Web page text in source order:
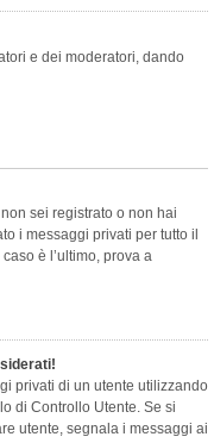
e dei moderatori, dando
sei registrato o non hai
i messaggi privati per tutto il
è l’ultimo, prova a
privati ​​di un utente utilizzando
di Controllo Utente. Se si
utente, segnala i messaggi ai